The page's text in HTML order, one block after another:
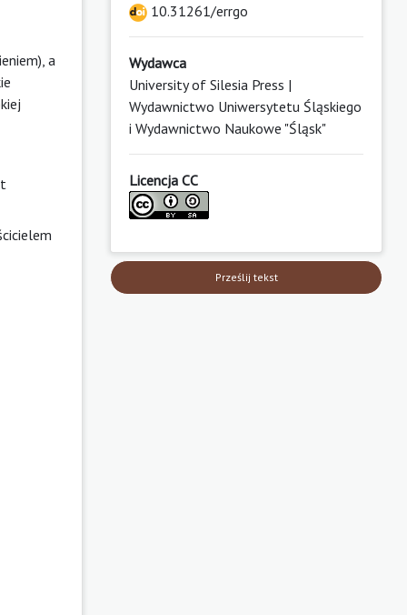
a
10.31261/errgo
Wydawca
University of Silesia Press |
Wydawnictwo Uniwersytetu Śląskiego
i Wydawnictwo Naukowe "Śląsk"
Licencja CC
Prześlij tekst